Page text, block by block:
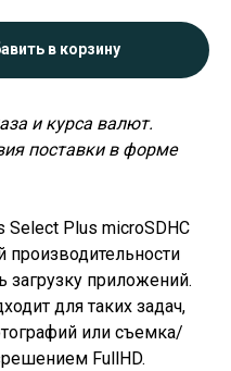
в корзину
и курса валют.
поставки в форме
Select Plus microSDHC
производительности
загрузку приложений.
для таких задач,
или съемка/
FullHD.